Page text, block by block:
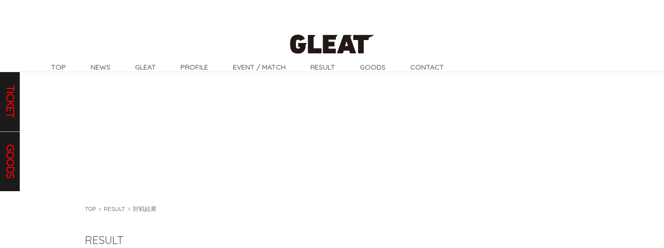
TOP NEWS GLEAT PROFILE EVENT / MATCH RESULT GOODS CONTACT
TICKET
GOODS
TOP > RESULT > 対戦結果
RESULT